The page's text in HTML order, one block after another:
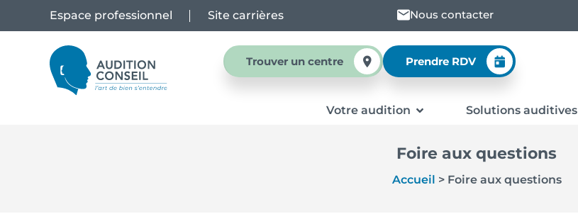
Espace professionnel Site carrières Nous contacter
Trouver un centre Prendre RDV
Votre audition Solutions auditives
Foire aux questions
Accueil > Foire aux questions